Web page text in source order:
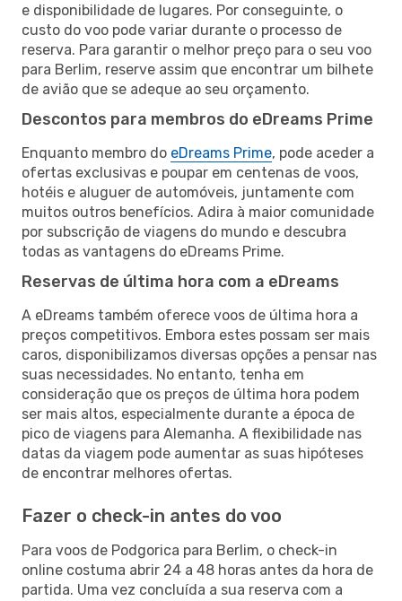
e disponibilidade de lugares. Por conseguinte, o
custo do voo pode variar durante o processo de
reserva. Para garantir o melhor preço para o seu voo
para Berlim, reserve assim que encontrar um bilhete
de avião que se adeque ao seu orçamento.
Descontos para membros do eDreams Prime
Enquanto membro do eDreams Prime, pode aceder a
ofertas exclusivas e poupar em centenas de voos,
hotéis e aluguer de automóveis, juntamente com
muitos outros benefícios. Adira à maior comunidade
por subscrição de viagens do mundo e descubra
todas as vantagens do eDreams Prime.
Reservas de última hora com a eDreams
A eDreams também oferece voos de última hora a
preços competitivos. Embora estes possam ser mais
caros, disponibilizamos diversas opções a pensar nas
suas necessidades. No entanto, tenha em
consideração que os preços de última hora podem
ser mais altos, especialmente durante a época de
pico de viagens para Alemanha. A flexibilidade nas
datas da viagem pode aumentar as suas hipóteses
de encontrar melhores ofertas.
Fazer o check-in antes do voo
Para voos de Podgorica para Berlim, o check-in
online costuma abrir 24 a 48 horas antes da hora de
partida. Uma vez concluída a sua reserva com a